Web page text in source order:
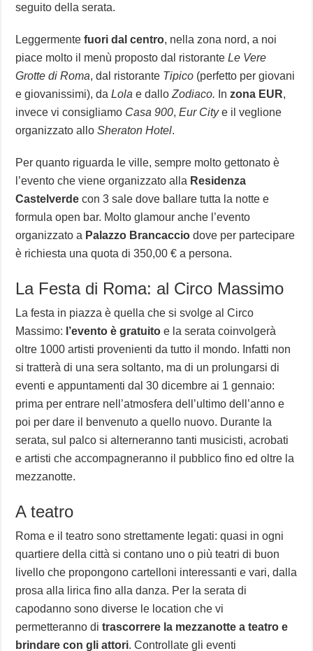
seguito della serata.
Leggermentefuori dal centro, nella zona nord, a noi
piace molto il menù proposto dal ristoranteLe Vere
Grotte di Roma, dal ristorante Tipico (perfetto per giovani
e giovanissimi), daLola e dalloZodiaco. Inzona EUR,
invece vi consigliamo Casa 900,Eur Citye il veglione
organizzato alloSheraton Hotel.
Per quanto riguarda le ville, sempre molto gettonato è
l’evento che viene organizzato alla Residenza
Castelverde con 3 sale dove ballare tutta la notte e
formula open bar. Molto glamour anche l’evento
organizzato a Palazzo Brancaccio dove per partecipare
è richiesta una quota di 350,00 € a persona.
La Festa di Roma: al Circo Massimo
La festa in piazza è quella che si svolge al Circo
Massimo: l’evento è gratuito e la serata coinvolgerà
oltre 1000 artisti provenienti da tutto il mondo. Infatti non
si tratterà di una sera soltanto, ma di un prolungarsi di
eventi e appuntamenti dal 30 dicembre ai 1 gennaio:
prima per entrare nell’atmosfera dell’ultimo dell’anno e
poi per dare il benvenuto a quello nuovo. Durante la
serata, sul palco si alterneranno tanti musicisti, acrobati
e artisti che accompagneranno il pubblico fino ed oltre la
mezzanotte.
A teatro
Roma e il teatro sono strettamente legati: quasi in ogni
quartiere della città si contano uno o più teatri di buon
livello che propongono cartelloni interessanti e vari, dalla
prosa alla lirica fino alla danza. Per la serata di
capodanno sono diverse le location che vi
permetteranno ditrascorrere la mezzanotte a teatro e
brindare con gli attori. Controllate gli eventi